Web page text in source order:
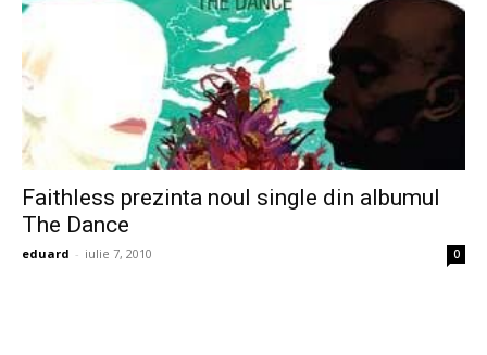
Faithless prezinta noul single din albumul
The Dance
eduard - iulie 7, 2010 0